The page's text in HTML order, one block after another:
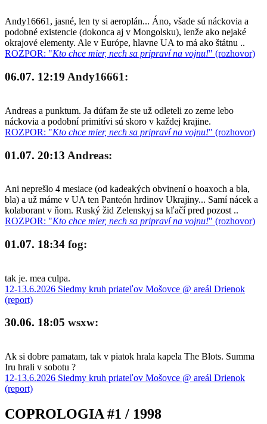
Andy16661, jasné, len ty si aeroplán... Áno, všade sú náckovia a
podobné existencie (dokonca aj v Mongolsku), lenže ako nejaké
okrajové elementy. Ale v Európe, hlavne UA to má ako štátnu ..
ROZPOR: "Kto chce mier, nech sa pripraví na vojnu!" (rozhovor)
06.07. 12:19 Andy16661:
Andreas a punktum. Ja dúfam že ste už odleteli zo zeme lebo
náckovia a podobní primitívi sú skoro v každej krajine.
ROZPOR: "Kto chce mier, nech sa pripraví na vojnu!" (rozhovor)
01.07. 20:13 Andreas:
Ani neprešlo 4 mesiace (od kadeakých obvinení o hoaxoch a bla,
bla) a už máme v UA ten Panteón hrdinov Ukrajiny... Samí nácek a
kolaborant v ňom. Ruský žid Zelenskyj sa kľačí pred pozost ..
ROZPOR: "Kto chce mier, nech sa pripraví na vojnu!" (rozhovor)
01.07. 18:34 fog:
tak je. mea culpa.
12-13.6.2026 Siedmy kruh priateľov Mošovce @ areál Drienok
(report)
30.06. 18:05 wsxw:
Ak si dobre pamatam, tak v piatok hrala kapela The Blots. Summa
Iru hrali v sobotu ?
12-13.6.2026 Siedmy kruh priateľov Mošovce @ areál Drienok
(report)
COPROLOGIA #1 / 1998